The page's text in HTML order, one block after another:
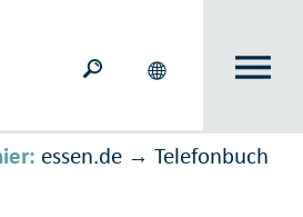
essen.de → Telefonbuch